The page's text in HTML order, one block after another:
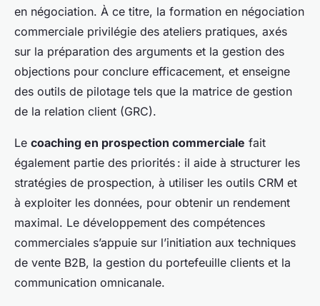
en négociation. À ce titre, la formation en négociation
commerciale privilégie des ateliers pratiques, axés
sur la préparation des arguments et la gestion des
objections pour conclure efficacement, et enseigne
des outils de pilotage tels que la matrice de gestion
de la relation client (GRC).
Le coaching en prospection commerciale fait
également partie des priorités : il aide à structurer les
stratégies de prospection, à utiliser les outils CRM et
à exploiter les données, pour obtenir un rendement
maximal. Le développement des compétences
commerciales s’appuie sur l’initiation aux techniques
de vente B2B, la gestion du portefeuille clients et la
communication omnicanale.